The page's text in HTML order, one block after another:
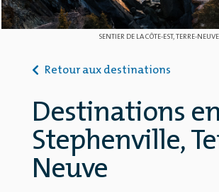
SENTIER DE LA CÔTE-EST, TERRE-NEUVE
Retour aux destinations
Destinations en
Stephenville,
Neuve